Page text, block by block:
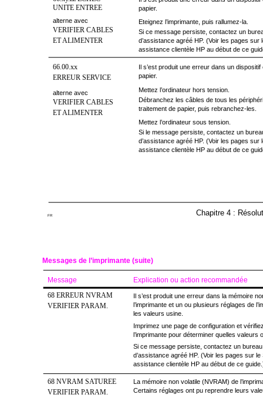
FR Chapitre 4 :
UNITE ENTREE
alterne avec
VERIFIER CABLES
ET ALIMENTER
papier.
Eteignez l’imprimante, puis rallumez-la.
Si ce message persiste, contactez un
d’assistance agréé HP. (Voir les pages sur
assistance clientèle HP au début de ce
66.00.xx
ERREUR SERVICE
alterne avec
VERIFIER CABLES
ET ALIMENTER
Il s’est produit une erreur dans un
papier.
Mettez l’ordinateur hors tension.
Débranchez les câbles de tous les
traitement de papier, puis rebranchez-les.
Mettez l’ordinateur sous tension.
Si le message persiste, contactez un
d’assistance agréé HP. (Voir les pages sur
assistance clientèle HP au début de ce
68 ERREUR NVRAM
VERIFIER PARAM.
Il s’est produit une erreur dans la mémoire
l’imprimante et un ou plusieurs réglages de
les valeurs usine.
Imprimez une page de configuration et
l’imprimante pour déterminer quelles valeurs
Si ce message persiste, contactez un
d’assistance agréé HP. (Voir les pages sur
assistance clientèle HP au début de ce
68 NVRAM SATUREE
VERIFIER PARAM.
La mémoire non volatile (NVRAM) de
Certains réglages ont pu reprendre leurs
Messages de l’imprimante (suite)
Message Explication ou action recommandée